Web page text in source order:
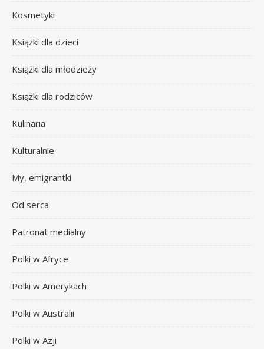
Kosmetyki
Książki dla dzieci
Książki dla młodzieży
Książki dla rodziców
Kulinaria
Kulturalnie
My, emigrantki
Od serca
Patronat medialny
Polki w Afryce
Polki w Amerykach
Polki w Australii
Polki w Azji